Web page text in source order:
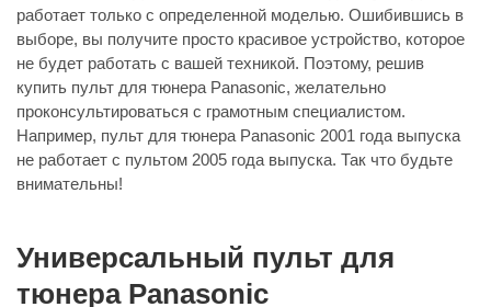
работает только с определенной моделью. Ошибившись в
выборе, вы получите просто красивое устройство, которое
не будет работать с вашей техникой. Поэтому, решив
купить пульт для тюнера Panasonic, желательно
проконсультироваться с грамотным специалистом.
Например, пульт для тюнера Panasonic 2001 года выпуска
не работает с пультом 2005 года выпуска. Так что будьте
внимательны!
Универсальный пульт для
тюнера Panasonic